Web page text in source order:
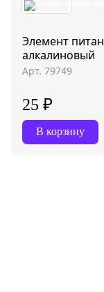
Элемент
алкалиновый
Арт. 79749
25 ₽
В корзину